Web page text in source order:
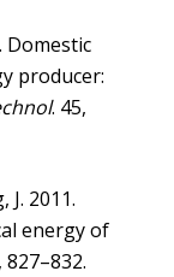
Domestic
producer:
. 45,
J. 2011.
energy of
827–832.